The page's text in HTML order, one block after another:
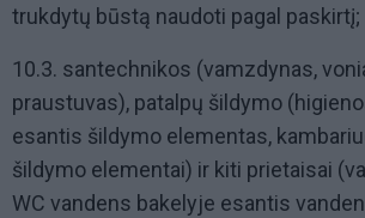
trukdytų būstą naudoti pagal paskirtį;
10.3. santechnikos (vamzdynas,
praustuvas), patalpų šildymo
esantis šildymo elementas,
šildymo elementai) ir kiti prietaisai
WC vandens bakelyje esantis